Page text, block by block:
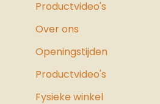
Productvideo's
Over ons
Openingstijden
Productvideo's
Fysieke winkel